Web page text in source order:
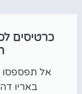
כרטיסים
אל תפספסו
באריו